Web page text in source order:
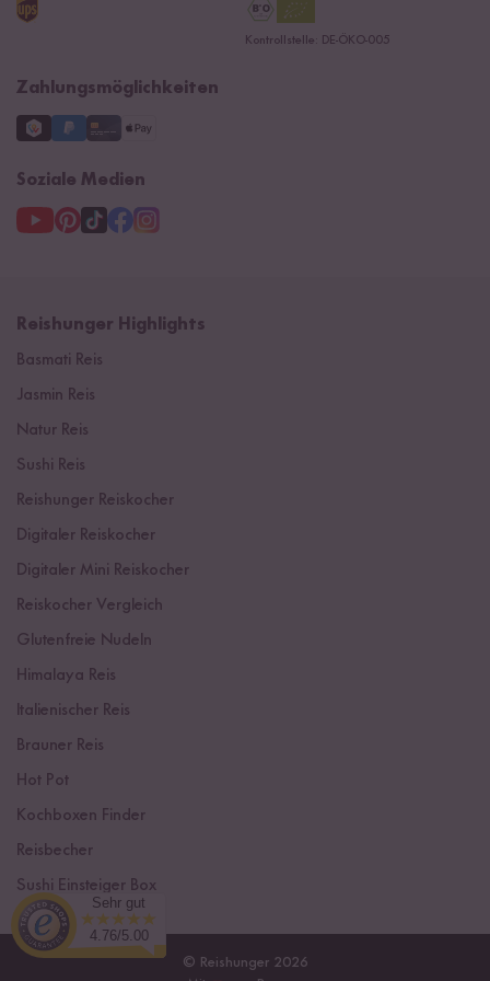
Datenschutzerklärung
Kontrollstelle: DE-ÖKO-005
Zahlungsmöglichkeiten
Soziale Medien
Reishunger Highlights
Basmati Reis
Jasmin Reis
Natur Reis
Sushi Reis
Reishunger Reiskocher
Digitaler Reiskocher
Digitaler Mini Reiskocher
Reiskocher Vergleich
Glutenfreie Nudeln
Himalaya Reis
Italienischer Reis
Brauner Reis
Hot Pot
Kochboxen Finder
Reisbecher
Sushi Einsteiger Box
© Reishunger 2026
Sehr gut
4.76/5.00